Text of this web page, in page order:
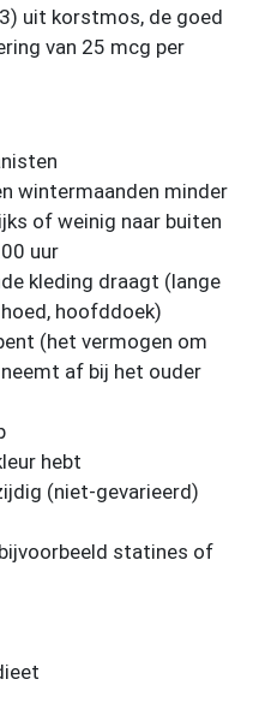
uit korstmos, de goed
van 25 mcg per
wintermaanden minder
of weinig naar buiten
uur
kleding draagt (lange
hoofddoek)
(het vermogen om
af bij het ouder
hebt
(niet-gevarieerd)
statines of